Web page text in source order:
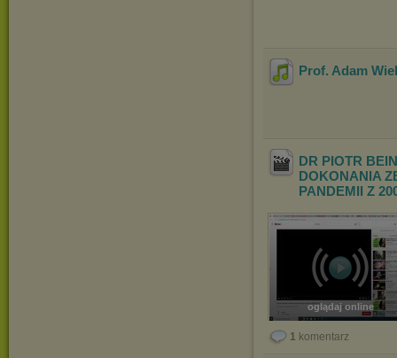
Prof. Adam
DR PIOTR
DOKONANIA
PANDEMII Z
oglądaj online
1 komentarz